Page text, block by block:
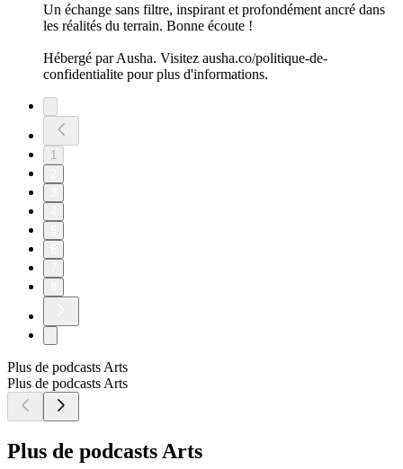
Un échange sans filtre, inspirant et profondément ancré dans
les réalités du terrain. Bonne écoute !
Hébergé par Ausha. Visitez ausha.co/politique-de-
confidentialite pour plus d'informations.
1
Plus de podcasts Arts
Plus de podcasts Arts
Plus de podcasts Arts